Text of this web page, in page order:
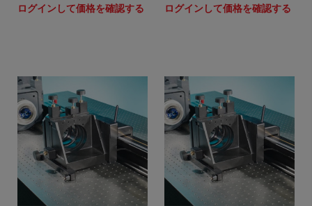
ログインして価格を確認する
ログインして価格を確認する